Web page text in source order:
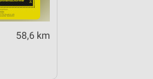
58,6 km